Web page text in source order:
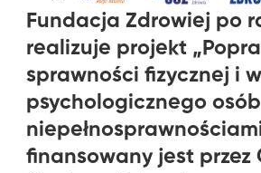
Fundacja Zdrowiej po
realizuje projekt
sprawności fizycznej i
psychologicznego
finansowany jest przez